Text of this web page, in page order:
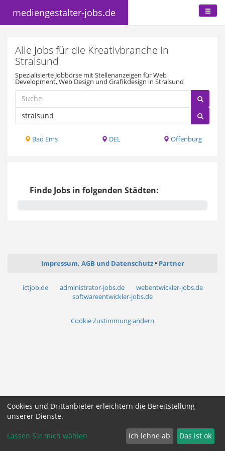
mediengestalter-jobs.de
Alle Jobs für die Kreativbranche in
Stralsund
Spezialisierte Jobbörse mit Stellenanzeigen für Web
Development, Web Design und Grafikdesign in Stralsund
Bad Ems DEL Offenburg
Finde Jobs in folgenden Städten:
Impressum, AGB und Datenschutz Partner
ictjob.de administrator-jobs.de
webentwickler-jobs.de
softwareentwickler-jobs.de
Cookie Zustimmung ändern
Cookies und Drittanbieter erleichtern die Bereitstellung
unserer Dienste.
Lassen Sie mich wählen Ich lehne ab Das ist ok